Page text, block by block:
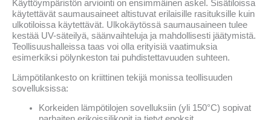
Käyttöympäristön arviointi on ensimmäinen askel. Sisätiloissa
käytettävät saumausaineet altistuvat erilaisille rasituksille kuin
ulkotiloissa käytettävät. Ulkokäytössä saumausaineen tulee
kestää UV-säteilyä, säänvaihteluja ja mahdollisesti jäätymistä.
Teollisuushalleissa taas voi olla erityisiä vaatimuksia
esimerkiksi pölynkeston tai puhdistettavuuden suhteen.
Lämpötilankesto on kriittinen tekijä monissa teollisuuden
sovelluksissa:
Korkeiden lämpötilojen sovelluksiin (yli 150°C) sopivat